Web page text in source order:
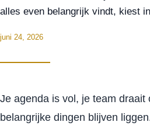
alles even belangrijk vindt, kiest
juni 24, 2026
Je agenda is vol, je team
belangrijke dingen blijven